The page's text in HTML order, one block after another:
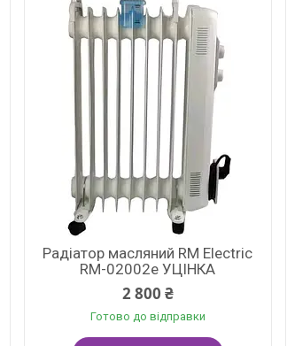
Радіатор масляний RM Electric
RM-02002e УЦІНКА
2 800 ₴
Готово до відправки